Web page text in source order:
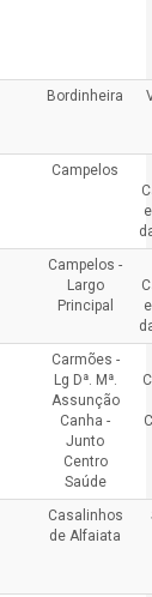
Bordinheira
Campelos
Campelos -
Largo
Principal
Carmões -
Lg Dª. Mª.
Assunção
Canha -
Junto
Centro
Saúde
Casalinhos
de Alfaiata